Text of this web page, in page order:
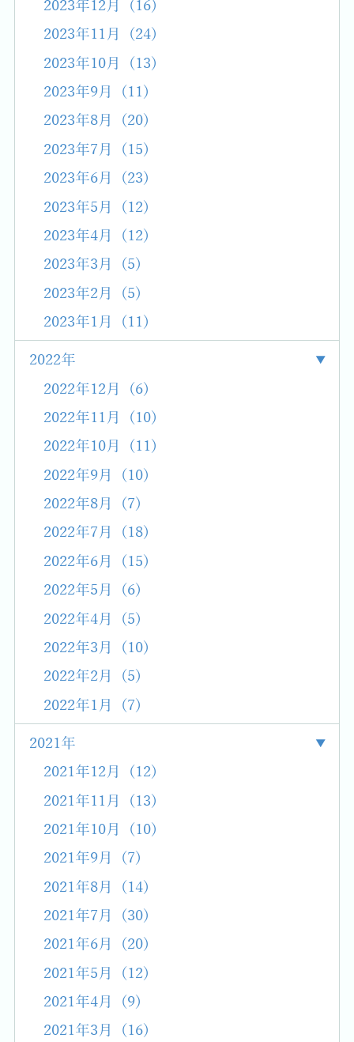
2023年12月 (16)
2023年11月 (24)
2023年10月 (13)
2023年9月 (11)
2023年8月 (20)
2023年7月 (15)
2023年6月 (23)
2023年5月 (12)
2023年4月 (12)
2023年3月 (5)
2023年2月 (5)
2023年1月 (11)
2022年
2022年12月 (6)
2022年11月 (10)
2022年10月 (11)
2022年9月 (10)
2022年8月 (7)
2022年7月 (18)
2022年6月 (15)
2022年5月 (6)
2022年4月 (5)
2022年3月 (10)
2022年2月 (5)
2022年1月 (7)
2021年
2021年12月 (12)
2021年11月 (13)
2021年10月 (10)
2021年9月 (7)
2021年8月 (14)
2021年7月 (30)
2021年6月 (20)
2021年5月 (12)
2021年4月 (9)
2021年3月 (16)